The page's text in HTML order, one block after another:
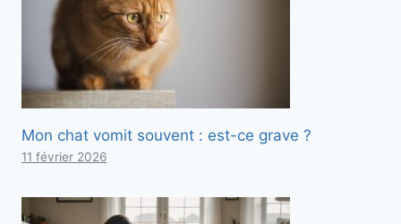
Mon chat vomit souvent : est-ce grave ?
11 février 2026